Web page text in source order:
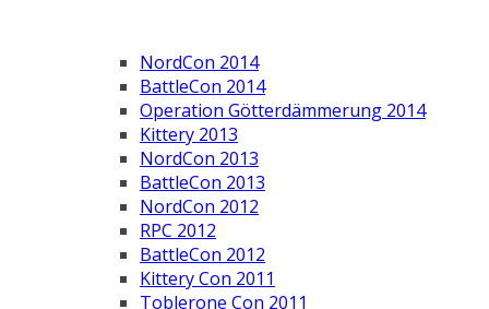
NordCon 2014
BattleCon 2014
Operation Götterdämmerung 2014
Kittery 2013
NordCon 2013
BattleCon 2013
NordCon 2012
RPC 2012
BattleCon 2012
Kittery Con 2011
Toblerone Con 2011